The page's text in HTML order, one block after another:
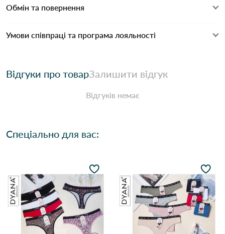
Обмін та повернення
Умови співпраці та програма лояльності
Відгуки про товарЗалишити відгук
Відгуків немає
Спеціально для вас: